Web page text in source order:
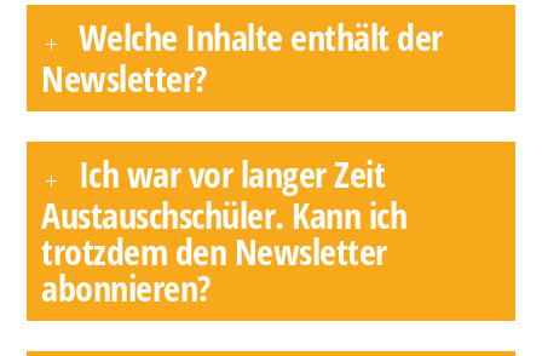
Welche Inhalte enthält der
Newsletter?
Ich war vor langer Zeit
Austauschschüler. Kann ich
trotzdem den Newsletter
abonnieren?